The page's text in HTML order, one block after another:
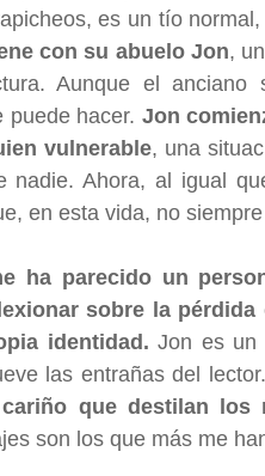
es un tío
con su abuelo Jon,
Aunque el
puede hacer. Jon
vulnerable, una
nadie. Ahora, al igual
en esta vida, no
ha parecido un
sobre la
identidad. Jon es un
las entrañas del
que destilan los
son los que más me